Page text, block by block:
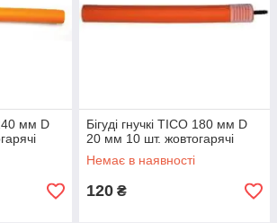
мм D
Бігуді гнучкі TICO 180 мм D
20 мм 10 шт. жовтогарячі
Немає в наявності
120 ₴